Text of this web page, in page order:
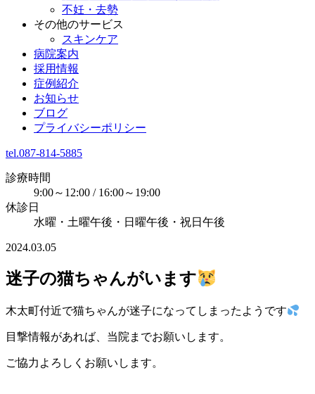
不妊・去勢
その他のサービス
スキンケア
病院案内
採用情報
症例紹介
お知らせ
ブログ
プライバシーポリシー
tel.087-814-5885
診療時間
9:00～12:00 / 16:00～19:00
休診日
水曜・土曜午後・日曜午後・祝日午後
2024.03.05
迷子の猫ちゃんがいます
木太町付近で猫ちゃんが迷子になってしまったようです
目撃情報があれば、当院までお願いします。
ご協力よろしくお願いします。